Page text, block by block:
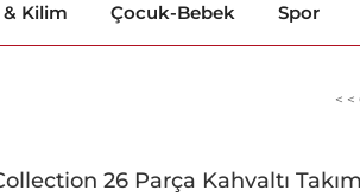
& Kilim Çocuk-Bebek Spor
<
26 Parça Kahvaltı